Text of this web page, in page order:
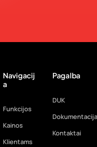
Navigacij
a
Funkcijos
Kainos
Klientams
Pagalba
DUK
Dokumentacija
Kontaktai